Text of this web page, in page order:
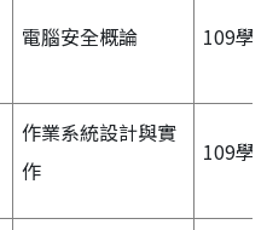
電腦安全概論 109學
作業系統設計與實
作
109學